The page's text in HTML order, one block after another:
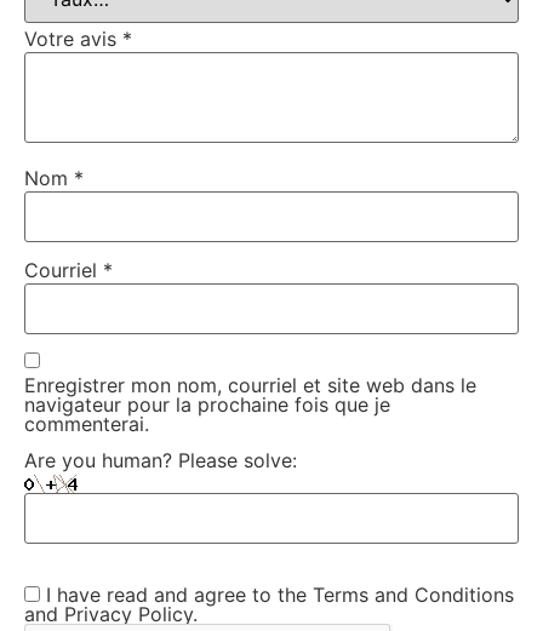
Votre avis *
Nom *
Courriel *
Enregistrer mon nom, courriel et site web dans le
navigateur pour la prochaine fois que je
commenterai.
Are you human? Please solve:
I have read and agree to the Terms and Conditions
and Privacy Policy.